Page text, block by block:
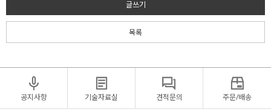
글쓰기
목록
공지사항 기술자료실 견적문의 주문/배송